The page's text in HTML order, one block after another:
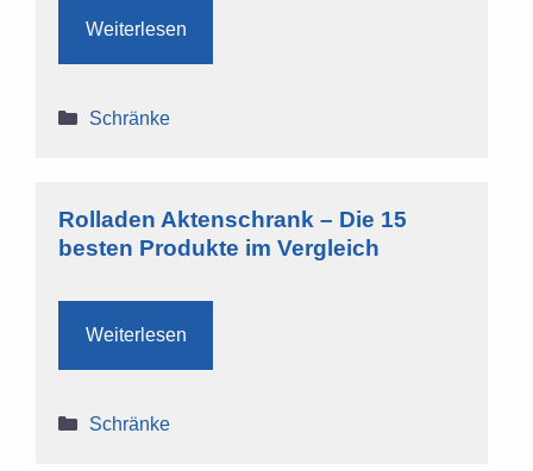
Weiterlesen
Kategorien
Schränke
Rolladen Aktenschrank – Die 15
besten Produkte im Vergleich
Weiterlesen
Kategorien
Schränke